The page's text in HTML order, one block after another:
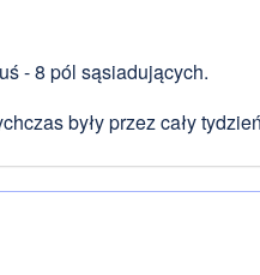
- 8 pól sąsiadujących.
były przez cały